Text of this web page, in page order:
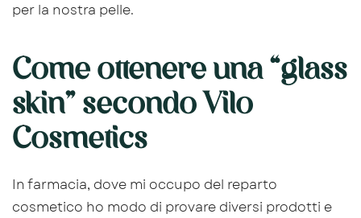
per la nostra pelle.
Come ottenere una “glass
skin” secondo Vilo
Cosmetics
In farmacia, dove mi occupo del reparto
cosmetico ho modo di provare diversi prodotti e